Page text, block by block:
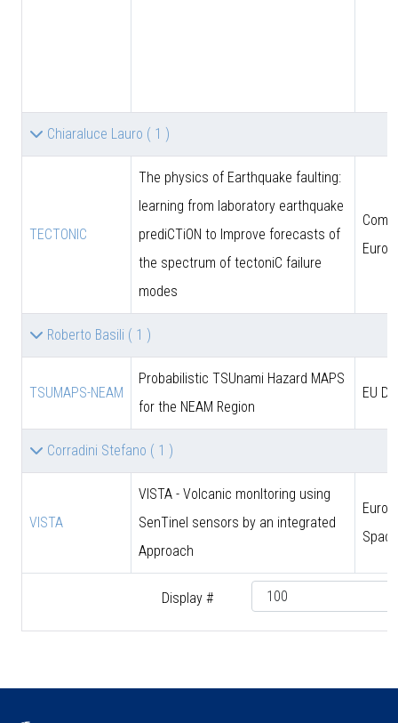
Display #
Chiaraluce Lauro ( 1 )
TECTONIC
The physics of Earthquake faulting:
learning from laboratory earthquake
prediCTiON to Improve forecasts of
the spectrum of tectoniC failure
modes
Roberto Basili ( 1 )
TSUMAPS-NEAM
Probabilistic TSUnami Hazard MAPS
for the NEAM Region
EU
Corradini Stefano ( 1 )
VISTA
VISTA - Volcanic monItoring using
SenTinel sensors by an integrated
Approach